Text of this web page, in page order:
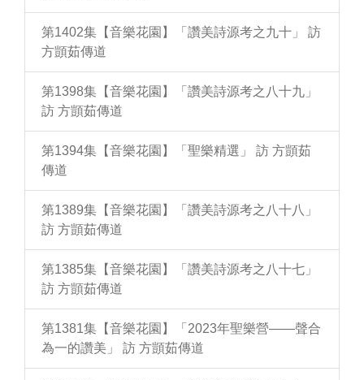
第1402集【音樂花園】「讚美詩源考之九十」 訪
方顗茹傳道
第1398集【音樂花園】「讚美詩源考之八十九」
訪 方顗茹傳道
第1394集【音樂花園】「聖樂精選」 訪 方顗茹
傳道
第1389集【音樂花園】「讚美詩源考之八十八」
訪 方顗茹傳道
第1385集【音樂花園】「讚美詩源考之八十七」
訪 方顗茹傳道
第1381集【音樂花園】「2023年聖樂營——聲合
為一的讚美」 訪 方顗茹傳道